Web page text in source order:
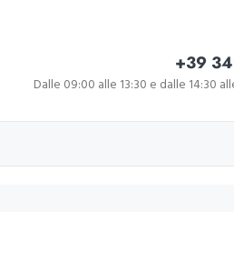
+39
Dalle 09:00 alle 13:30 e dalle 14:30